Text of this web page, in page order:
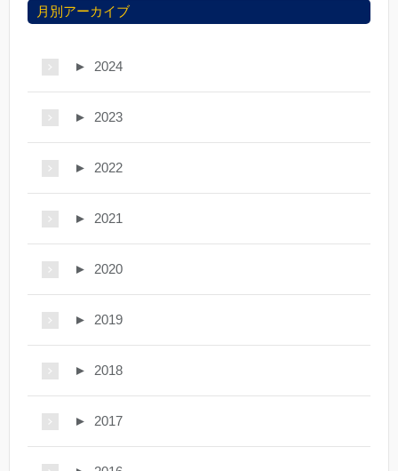
月別アーカイブ
► 2024
► 2023
► 2022
► 2021
► 2020
► 2019
► 2018
► 2017